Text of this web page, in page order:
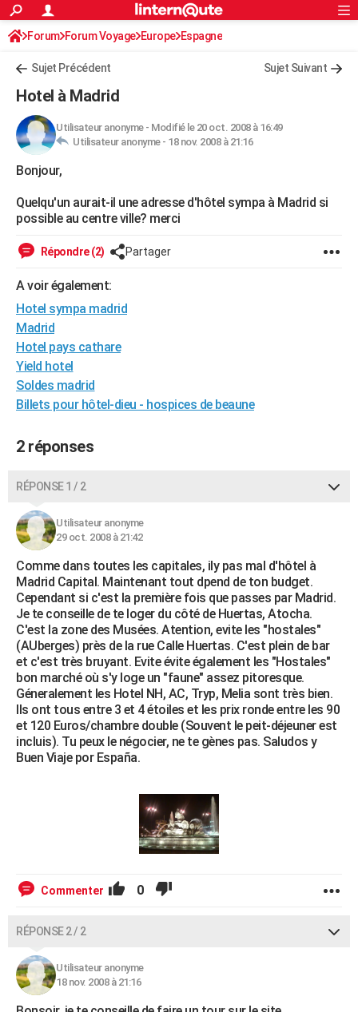
ACTUALITÉS
Politique
Société
Faits Divers
Education
Monde
Villes
+
FINANCE
Retraite
Impôts
Epargne
Immobilier
Risques naturels par ville
Banque
Assurance
Crédit
AUTO
Essais
Réserver un essai
Citadines
Berlines
SUV
Forum auto
+HIGH-TECH
Mobiles
Meilleur smartphone
Internet
Ordinateurs
Jeux vidéo
Guide high-tech
+BRICOLAGE
Forum
Aménagement intérieur
Extérieur
Cuisine
Salle de bains
Jardinage
Rangement
WEEK-END
LIFESTYLE
Art de vivre
Bien-être
Loisirs
Mode
Modes de vie
SANTE
Alimentation
Guide de la santé
Maladies
Médicaments
Sommeil
VOYAGE
Destinations
City break
Voyage nature
Voyage de noces
Forum
Climat
+PHOTO
GUIDES D'ACHAT
BONS PLANS
Dictionnaire
Biographies
Citations
Expressions
Proverbes
PROGRAMME TV
COPAINS D'AVANT
S'inscrire
Se connecter
Lycées
Collèges
Primaires
Universités
Entreprises
Service militaire
Avis de recherche
AVIS DE DÉCÈS
FORUM
Bricolage
Lifestyle
Culture
Sport
Auto
Television
Voyage
Cinema
S'inscrire
Connexion
Forum Forum Voyage Europe Espagne
Sujet Précédent Sujet Suivant
Hotel à Madrid
Utilisateur anonyme- Modifié le 20 oct. 2008 à 16:49
Utilisateur anonyme - 18 nov. 2008 à 21:16
Bonjour,
Quelqu'un aurait-il une adresse d'hôtel sympa à Madrid si
possible au centre ville? merci
Répondre (2) Partager
A voir également:
Hotel sympa madrid
Madrid
Hotel pays cathare
Yield hotel
Soldes madrid
Billets pour hôtel-dieu - hospices de beaune
2 réponses
RÉPONSE 1 / 2
Utilisateur anonyme
29 oct. 2008 à 21:42
Comme dans toutes les capitales, ily pas mal d'hôtel à
Madrid Capital. Maintenant tout dpend de ton budget.
Cependant si c'est la première fois que passes par Madrid.
Je te conseille de te loger du côté de Huertas, Atocha.
C'est la zone des Musées. Atention, evite les "hostales"
(AUberges) près de la rue Calle Huertas. C'est plein de bar
et c'est très bruyant. Evite évite également les "Hostales"
bon marché où s'y loge un "faune" assez pitoresque.
Géneralement les Hotel NH, AC, Tryp, Melia sont très bien.
Ils ont tous entre 3 et 4 étoiles et les prix ronde entre les 90
et 120 Euros/chambre double (Souvent le peit-déjeuner est
incluis). Tu peux le négocier, ne te gènes pas. Saludos y
Buen Viaje por España.
Commenter 0
RÉPONSE 2 / 2
Utilisateur anonyme
18 nov. 2008 à 21:16